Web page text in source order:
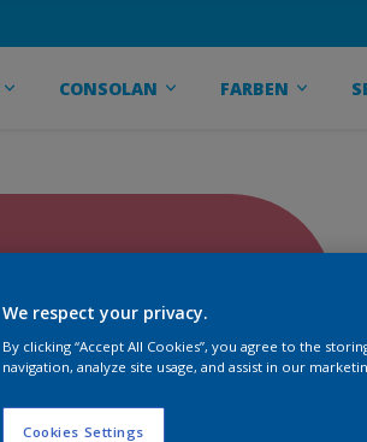
CONSOLAN FARBEN
We respect your privacy.
By clicking “Accept All Cookies”, you agree to the
navigation, analyze site usage, and assist in our
Cookies Settings